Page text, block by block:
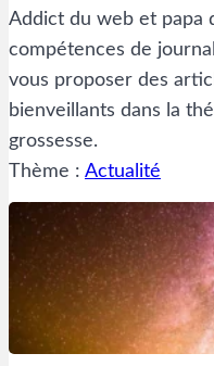
Addict du web et papa
compétences de
vous proposer des
bienveillants dans la
grossesse.
Thème : Actualité